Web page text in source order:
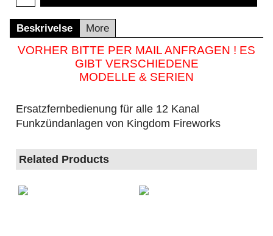
Beskrivelse More
VORHER BITTE PER MAIL ANFRAGEN ! ES
GIBT VERSCHIEDENE
MODELLE & SERIEN
Ersatzfernbedienung für alle 12 Kanal
Funkzündanlagen von Kingdom Fireworks
Related Products